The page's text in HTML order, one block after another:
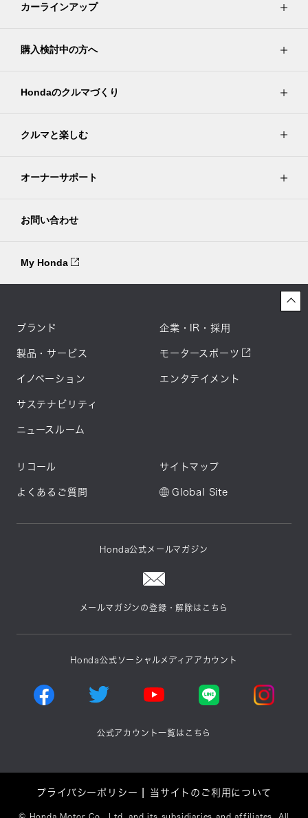
カーラインアップ
購入検討中の方へ
Hondaのクルマづくり
クルマと楽しむ
オーナーサポート
お問い合わせ
My Honda
ブランド
製品・サービス
イノベーション
サステナビリティ
ニュースルーム
企業・IR・採用
モータースポーツ
エンタテイメント
リコール
よくあるご質問
サイトマップ
Global Site
Honda公式メールマガジン
メールマガジンの登録・解除はこちら
Honda公式ソーシャルメディアアカウント
公式アカウント一覧はこちら
プライバシーポリシー 当サイトのご利用について
Honda Motor Co., Ltd. and its subsidiaries and affiliates. All